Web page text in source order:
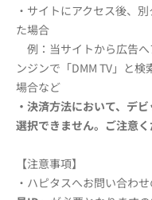
・サイトにアクセス後、
た場合
例：当サイトから広告
ンジンで「DMM TV」と
場合など
・決済方法において、デ
選択できません。 ご注意く
【注意事項】
・ハピタスへお問い合わせ